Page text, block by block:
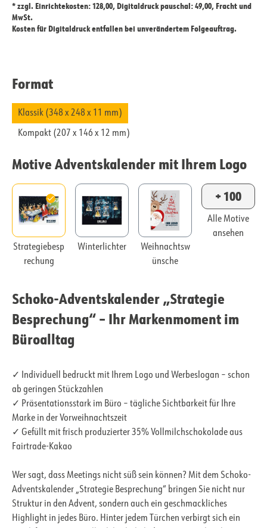
* zzgl. Einrichtekosten: 128,00, Digitaldruck pauschal: 49,00, Fracht und
MwSt.
Kosten für Digitaldruck entfallen bei unverändertem Folgeauftrag.
Format
Klassik (348 x 248 x 11 mm)
Kompakt (207 x 146 x 12 mm)
Motive Adventskalender mit Ihrem Logo
Strategiebesp
rechung
Winterlichter
Weihnachtsw
ünsche
+ 100
Alle Motive
ansehen
Schoko-Adventskalender „Strategie
Besprechung“ – Ihr Markenmoment im
Büroalltag
✓ Individuell bedruckt mit Ihrem Logo und Werbeslogan – schon
ab geringen Stückzahlen
✓ Präsentationsstark im Büro – tägliche Sichtbarkeit für Ihre
Marke in der Vorweihnachtszeit
✓ Gefüllt mit frisch produzierter 35% Vollmilchschokolade aus
Fairtrade-Kakao
Wer sagt, dass Meetings nicht süß sein können? Mit dem Schoko-
Adventskalender „Strategie Besprechung“ bringen Sie nicht nur
Struktur in den Advent, sondern auch ein geschmackliches
Highlight in jedes Büro. Hinter jedem Türchen verbirgt sich ein